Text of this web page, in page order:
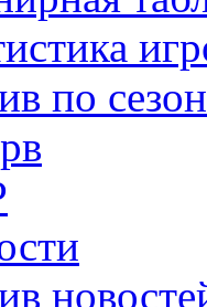
по